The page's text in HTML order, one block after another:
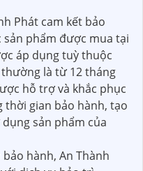
Phát cam kết bảo
sản phẩm được mua tại
áp dụng tuỳ thuộc
là từ 12 tháng
hỗ trợ và khắc phục
gian bảo hành, tạo
sản phẩm của
hành, An Thành